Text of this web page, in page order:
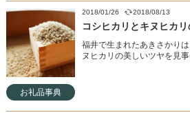
2018/01/26 2018/08/13
福井で生まれたあきさかり
ヌヒカリの美しいツヤを見
お礼品事典